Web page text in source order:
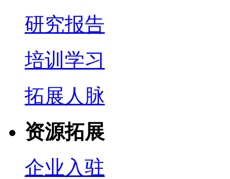
研究报告
培训学习
拓展人脉
资源拓展
企业入驻